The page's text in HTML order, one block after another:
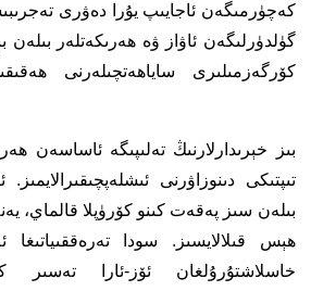
كەچۈرمىگەن ئاجايىپ يۇرا دەۋرى
گۈلدۈرلىگەن ئاۋاز ۋە ھەرىكەتلەر بىلەن
كۆرگەزمىلىرى ساياھەتچىلەرنى
بىز خېرىدارلارنىڭ تەلىپىگە ئاساسەن
تىپتىكى دىنوزاۋرنى ئىشلەپچىقىرالايمىز.
بىلەن سىز پەقەت كىنو كۆرۈپلا قالماي،
ھېس قىلالايسىز. سودا
خاسلاشتۇرۇلغان ئۆز-ئارا تەسىر